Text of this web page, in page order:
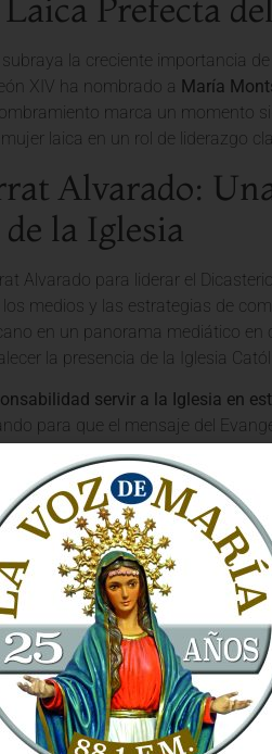
Prefecta
la creciente importancia
XIV ha nombrado a María
marca un momento
laica en un rol de liderazgo
Alvarado:
la Iglesia
Alvarado para liderar el
medios y las estrategias de
en un panorama mediático
la presencia de la Iglesia
servir a la Iglesia en
para que el mensaje del
a los nuevos
en la Participación
indicativo de la visión del Papa
sus carismas y talentos
de una mujer laica al frente de
la inclusión en la vida eclesial.
caminos para una Iglesia más
mujer liderando un dicasterio
otorga a todos los bautizados,